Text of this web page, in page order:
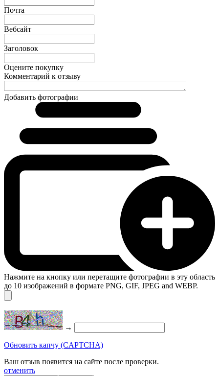
Почта
Вебсайт
Заголовок
Оцените покупку
Комментарий к отзыву
Добавить фотографии
Нажмите на кнопку или перетащите фотографии в эту область
до 10 изображений в формате PNG, GIF, JPEG and WEBP.
→
Обновить капчу (CAPTCHA)
Ваш отзыв появится на сайте после проверки.
отменить